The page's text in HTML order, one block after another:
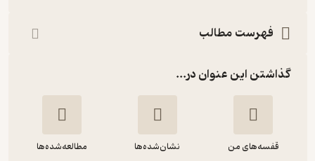
فهرست مطالب
گذاشتن این عنوان در...
قفسه‌های من نشان‌شده‌ها مطالعه‌شده‌ها